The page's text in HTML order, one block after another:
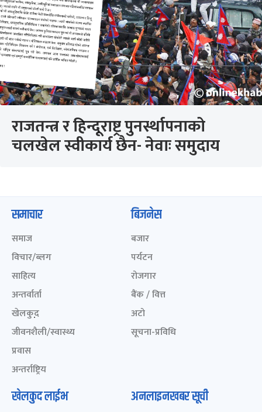
राजतन्त्र र हिन्दूराष्ट्र पुनर्स्थापनाको
चलखेल स्वीकार्य छैन- नेवाः समुदाय
समाचार
समाज
विचार/ब्लग
साहित्य
अन्तर्वार्ता
खेलकुद़़
जीवनशैली/स्वास्थ्य
प्रवास
अन्तर्राष्ट्रिय
बिजनेस
बजार
पर्यटन
रोजगार
बैंक / वित्त
अटो
सूचना-प्रविधि
खेलकुद लाईभ अनलाइनखबर सूची